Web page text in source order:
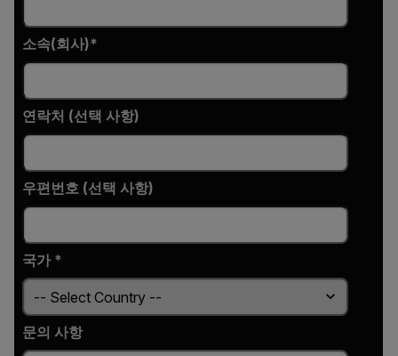
소속(회사)
연락처 (선택 사항)
우편번호 (선택 사항)
국가 *
문의 사항